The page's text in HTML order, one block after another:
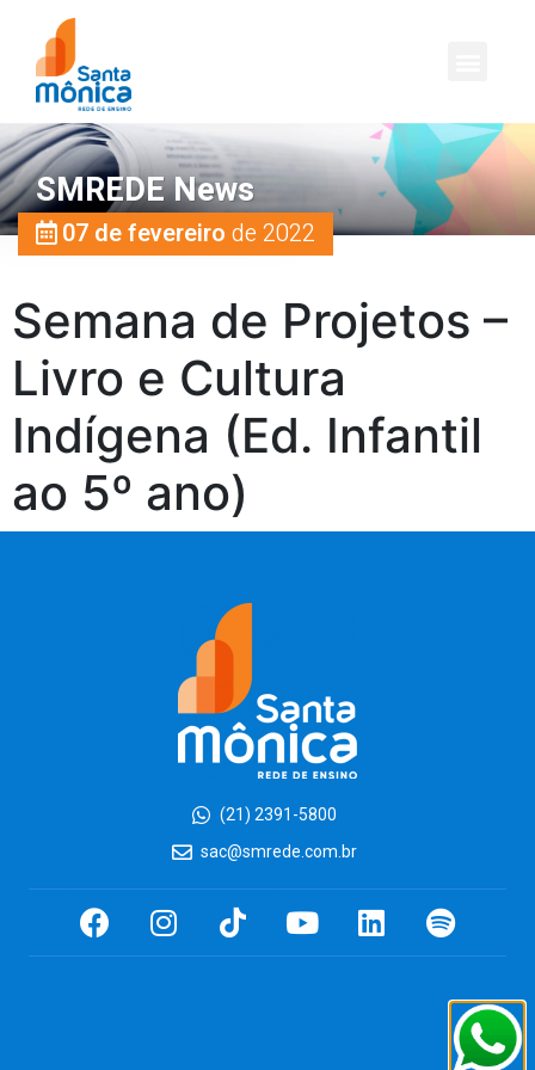
SMREDE News
07 de fevereiro de 2022
Semana de Projetos –
Livro e Cultura
Indígena (Ed. Infantil
ao 5º ano)
(21) 2391-5800
sac@smrede.com.br